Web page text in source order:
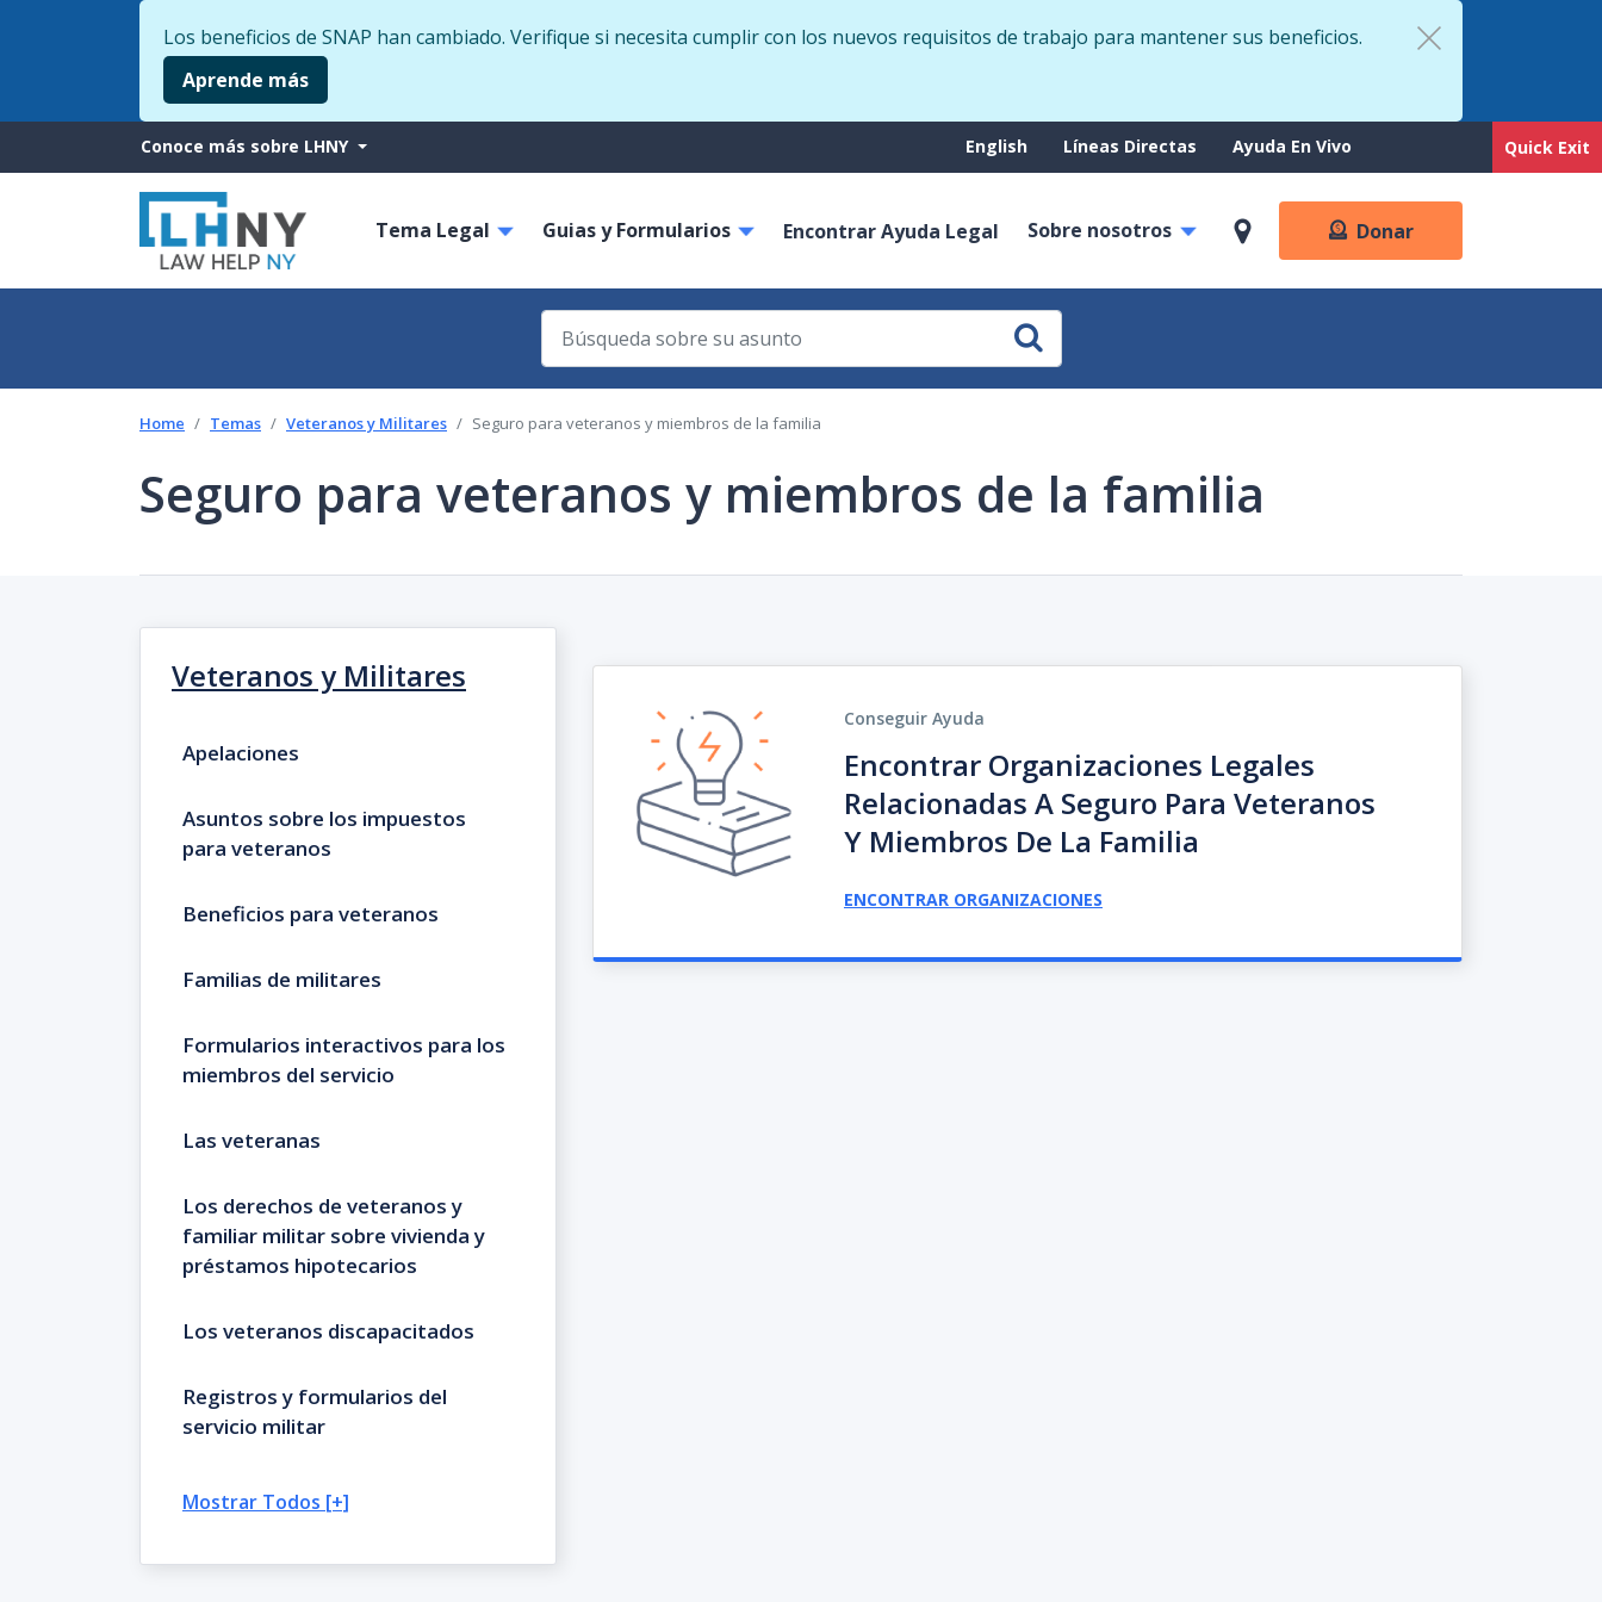
to
Quick Exit
Los beneficios de SNAP han cambiado. Verifique si necesita cumplir con los nuevos requisitos de trabajo para mantener sus beneficios.
Aprende más
More
from
LHNY
Conoce más sobre LHNY Support
English Líneas Directas Ayuda En Vivo
navigation
Tema Legal Guias y Formularios Encontrar Ayuda Legal Sobre nosotros Donar
Home Temas Veteranos y Militares Seguro para veteranos y miembros de la familia
Seguro para veteranos y miembros de la familia
Veteranos y Militares
Apelaciones
Asuntos sobre los impuestos
para veteranos
Beneficios para veteranos
Familias de militares
Formularios interactivos para los
miembros del servicio
Las veteranas
Los derechos de veteranos y
familiar militar sobre vivienda y
préstamos hipotecarios
Los veteranos discapacitados
Registros y formularios del
servicio militar
Mostrar Todos [+]
Conseguir Ayuda
Encontrar Organizaciones Legales
Relacionadas A Seguro Para Veteranos
Y Miembros De La Familia
ENCONTRAR ORGANIZACIONES